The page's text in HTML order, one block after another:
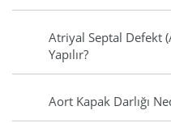
Atriyal Septal Defekt
Yapılır?
Aort Kapak Darlığı